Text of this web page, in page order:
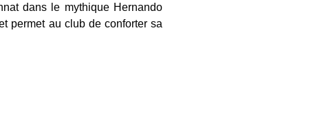
dans le mythique Hernando
permet au club de conforter sa